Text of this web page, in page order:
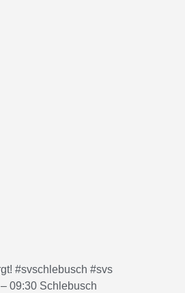
#svschlebusch #svs
09:30 Schlebusch